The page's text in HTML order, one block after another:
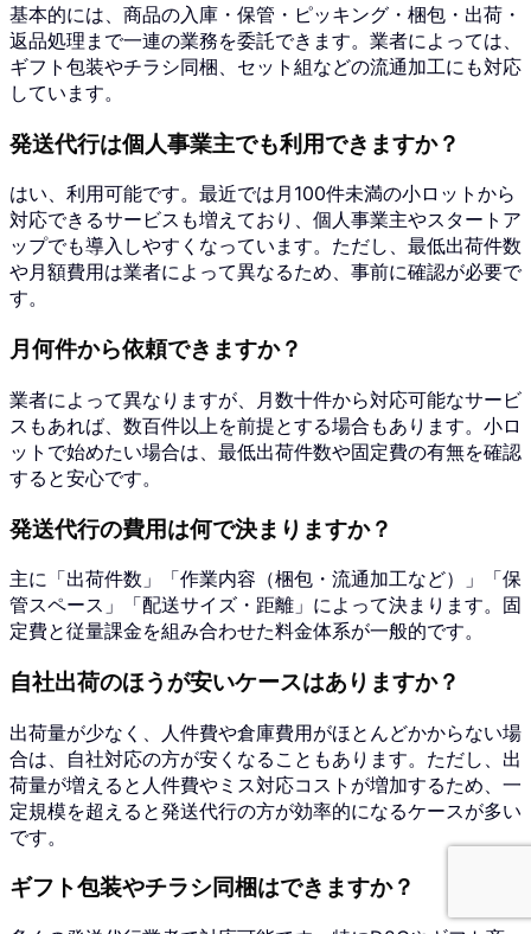
基本的には、商品の入庫・保管・ピッキング・梱包・出荷・
返品処理まで一連の業務を委託できます。業者によっては、
ギフト包装やチラシ同梱、セット組などの流通加工にも対応
しています。
発送代行は個人事業主でも利用できますか？
はい、利用可能です。最近では月100件未満の小ロットから
対応できるサービスも増えており、個人事業主やスタートア
ップでも導入しやすくなっています。ただし、最低出荷件数
や月額費用は業者によって異なるため、事前に確認が必要で
す。
月何件から依頼できますか？
業者によって異なりますが、月数十件から対応可能なサービ
スもあれば、数百件以上を前提とする場合もあります。小ロ
ットで始めたい場合は、最低出荷件数や固定費の有無を確認
すると安心です。
発送代行の費用は何で決まりますか？
主に「出荷件数」「作業内容（梱包・流通加工など）」「保
管スペース」「配送サイズ・距離」によって決まります。固
定費と従量課金を組み合わせた料金体系が一般的です。
自社出荷のほうが安いケースはありますか？
出荷量が少なく、人件費や倉庫費用がほとんどかからない場
合は、自社対応の方が安くなることもあります。ただし、出
荷量が増えると人件費やミス対応コストが増加するため、一
定規模を超えると発送代行の方が効率的になるケースが多い
です。
ギフト包装やチラシ同梱はできますか？